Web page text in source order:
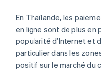
En Thaïlande, les
en ligne sont de plus en
popularité d’Internet et
particulier dans les
positif sur le marché du